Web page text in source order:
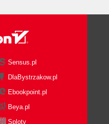
Sensus.pl
DlaBystrzakow.pl
Ebookpoint.pl
Beya.pl
Sploty